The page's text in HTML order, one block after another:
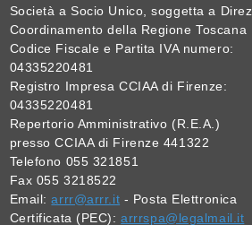
Società a Socio Unico, soggetta a
Coordinamento della Regione Toscana
Codice Fiscale e Partita IVA numero:
04335220481
Registro Impresa CCIAA di Firenze:
04335220481
Repertorio Amministrativo (R.E.A.)
presso CCIAA di Firenze 441322
Telefono 055 321851
Fax 055 3218522
Email:arrr@arrr.it - Posta Elettronica
Certificata (PEC):arrrspa@legalmail.it